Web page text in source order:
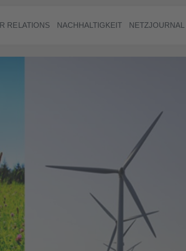
RELATIONS NACHHALTIGKEIT NETZJOURNAL